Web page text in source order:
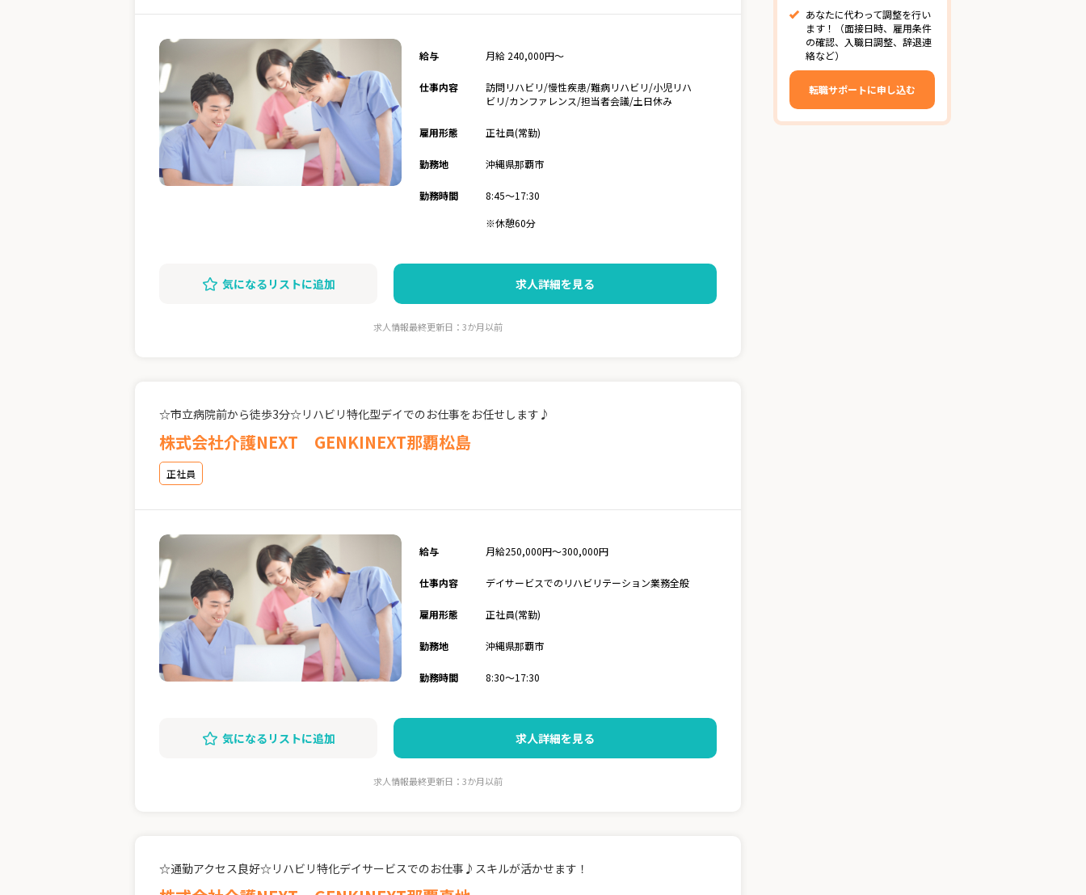
給与 月給 240,000円～
仕事内容
訪問リハビリ/慢性疾患/難病リハビリ/小児リハ
ビリ/カンファレンス/担当者会議/土日休み
雇用形態 正社員(常勤)
勤務地 沖縄県那覇市
勤務時間
8:45～17:30
※休憩60分
気になるリストに追加 求人詳細を見る
求人情報最終更新日：3か月以前
☆市立病院前から徒歩3分☆リハビリ特化型デイでのお仕事をお任せします♪
株式会社介護NEXT GENKINEXT那覇松島
正社員
給与 月給250,000円～300,000円
仕事内容 デイサービスでのリハビリテーション業務全般
雇用形態 正社員(常勤)
勤務地 沖縄県那覇市
勤務時間 8:30～17:30
気になるリストに追加 求人詳細を見る
求人情報最終更新日：3か月以前
☆通勤アクセス良好☆リハビリ特化デイサービスでのお仕事♪スキルが活かせます！
あなたに代わって調整を行い
ます！（面接日時、雇用条件
の確認、入職日調整、辞退連
絡など）
転職サポートに申し込む